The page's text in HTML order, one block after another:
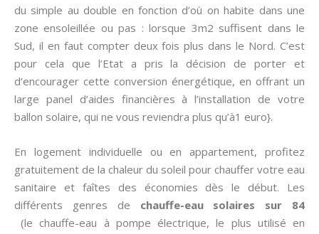
du simple au double en fonction d’où on habite dans une
zone ensoleillée ou pas : lorsque 3m2 suffisent dans le
Sud, il en faut compter deux fois plus dans le Nord. C’est
pour cela que l’Etat a pris la décision de porter et
d’encourager cette conversion énergétique, en offrant un
large panel d’aides financières à l’installation de votre
ballon solaire, qui ne vous reviendra plus qu’à1 euro}.
En logement individuelle ou en appartement, profitez
gratuitement de la chaleur du soleil pour chauffer votre eau
sanitaire et faîtes des économies dès le début. Les
différents genres de chauffe-eau solaires sur 84
(le chauffe-eau à pompe électrique, le plus utilisé en